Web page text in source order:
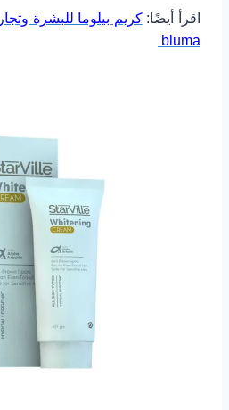
اقرأ أيضًا:كريم بيلوما للبشرة
bluma